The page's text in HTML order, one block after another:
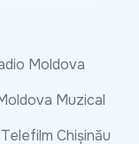
Moldova
Muzical
Telefilm Chișinău